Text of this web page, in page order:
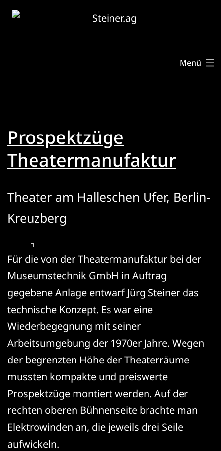
Zum
Menü
Prospektzüge
Theatermanufaktur
Theater am Halleschen Ufer, Berlin-
Kreuzberg
Für die von der Theatermanufaktur bei der
Museumstechnik GmbH in Auftrag
gegebene Anlage entwarf Jürg Steiner das
technische Konzept. Es war eine
Wiederbegegnung mit seiner
Arbeitsumgebung der 1970er Jahre. Wegen
der begrenzten Höhe der Theaterräume
mussten kompakte und preiswerte
Prospektzüge montiert werden. Auf der
rechten oberen Bühnenseite brachte man
Elektrowinden an, die jeweils drei Seile
aufwickeln.